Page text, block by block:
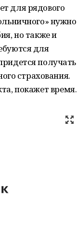
для рядового
нужно
но также и
для
получать
страхования.
покажет время.